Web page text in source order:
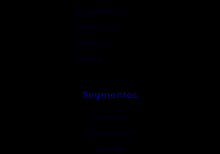
Segmentos
Conteúdo
Contato
Sobre
Segmentos
Youtubers
Infoprodutor
Afiliados